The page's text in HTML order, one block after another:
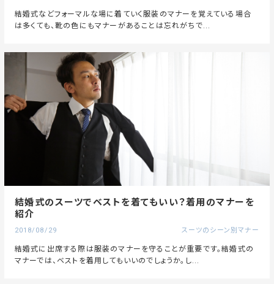
結婚式などフォーマルな場に着ていく服装のマナーを覚えている場合
は多くても、靴の色にもマナーがあることは忘れがちで...
結婚式のスーツでベストを着てもいい？着用のマナーを
紹介
2018/08/29 スーツのシーン別マナー
結婚式に出席する際は服装のマナーを守ることが重要です。結婚式の
マナーでは、ベストを着用してもいいのでしょうか。し...